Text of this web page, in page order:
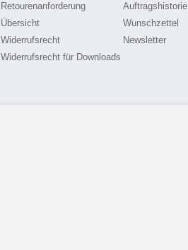
Auftragshistorie
Wunschzettel
Newsletter
Retourenanforderung
Übersicht
Widerrufsrecht
Widerrufsrecht für Downloads